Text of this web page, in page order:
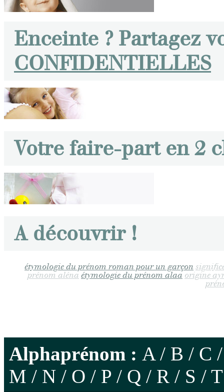
Enceinte ? Partagez
CONFIDENTIELLES
Votre faire-part en 2
A découvrir !
étymologie du prénom roman pour un garçon
prénom aléna étymologie du prénom alaa origine
Alphaprénom : A/ B / C
M / N / O / P / Q / R / S / T